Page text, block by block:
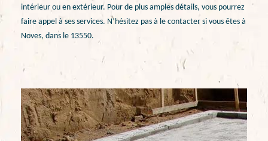
intérieur ou en extérieur. Pour de plus amples détails, vous pourrez
faire appel à ses services. N’hésitez pas à le contacter si vous êtes à
Noves, dans le 13550.